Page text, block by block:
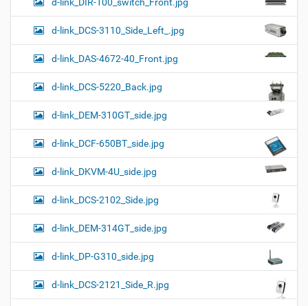
d-link_DCS-3110_Side_Left_.jpg
d-link_DAS-4672-40_Front.jpg
d-link_DCS-5220_Back.jpg
d-link_DEM-310GT_side.jpg
d-link_DCF-650BT_side.jpg
d-link_DKVM-4U_side.jpg
d-link_DCS-2102_Side.jpg
d-link_DEM-314GT_side.jpg
d-link_DP-G310_side.jpg
d-link_DCS-2121_Side_R.jpg